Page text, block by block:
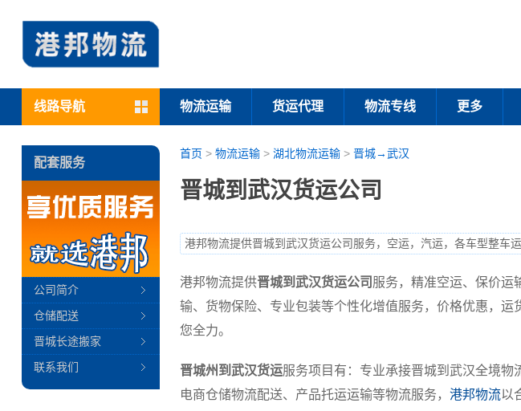
线路导航 物流运输 货运代理 物流专线 更多
首页 > 物流运输> 湖北物流运输> 晋城→武汉
晋城到武汉货运公司
港邦物流提供晋城到武汉货运公司服务，空运，汽运，各车型整车
港邦物流提供晋城到武汉货运公司 服务，精准空运、保价运
输、货物保险、专业包装等个性化增值服务，价格优惠，运
您全力。
晋城州到武汉货运服务项目有：专业承接晋城到武汉全境物
电商仓储物流配送、产品托运运输等物流服务， 港邦物流以
配套服务
公司简介
仓储配送
晋城长途搬家
联系我们